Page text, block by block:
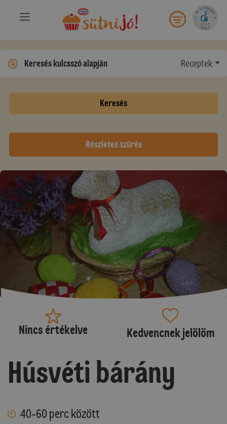
Receptek
Keresés
Részletes szűrés
Nincs értékelve Kedvencnek jelölöm
Húsvéti bárány
40-60 perc között